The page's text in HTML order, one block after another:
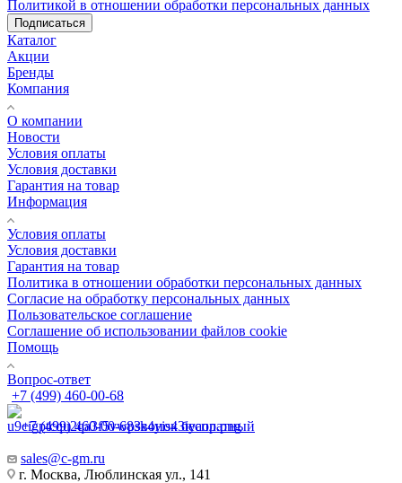
Политикой в отношении обработки персональных данных
Подписаться
Каталог
Акции
Бренды
Компания
О компании
Новости
Условия оплаты
Условия доставки
Гарантия на товар
Информация
Условия оплаты
Условия доставки
Гарантия на товар
Политика в отношении обработки персональных данных
Cогласие на обработку персональных данных
Пользовательское соглашение
Cоглашение об использовании файлов cookie
Помощь
Вопрос-ответ
+7 (499) 460-00-68
+7 (499) 460-00-68Звонок бесплатный
sales@c-gm.ru
г. Москва, Люблинская ул., 141